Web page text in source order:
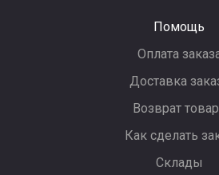
Помощь
Оплата
Доставка
Возврат
Как сделать
Склады